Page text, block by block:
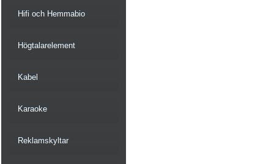
Hifi och Hemmabio
Högtalarelement
Kabel
Karaoke
Reklamskyltar